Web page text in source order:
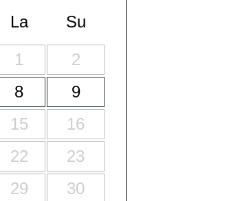
La Su
1
2
8
9
15
16
22
23
29
30